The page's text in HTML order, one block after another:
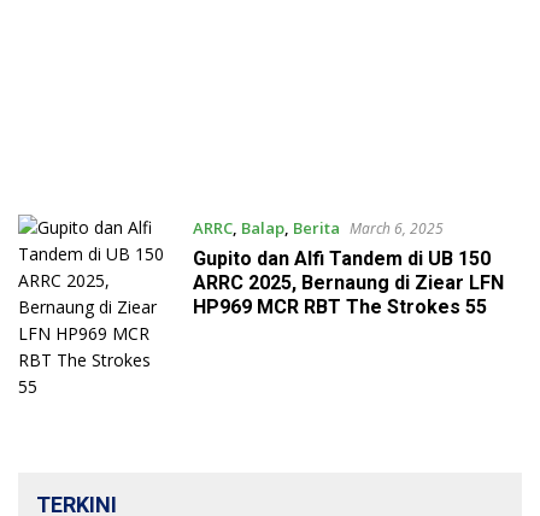
ARRC, Balap, Berita March 6, 2025
Gupito dan Alfi Tandem di UB 150
ARRC 2025, Bernaung di Ziear LFN
HP969 MCR RBT The Strokes 55
TERKINI